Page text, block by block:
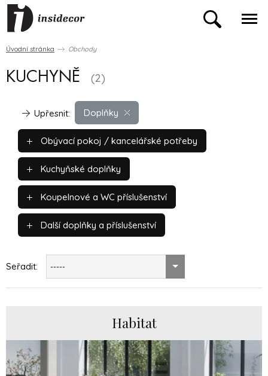
Úvodní stránka Obchody
KUCHYNĚ (2)
Doplňky
Upřesnit:
Obývací pokoj / kancelářské potřeby
Kuchyňské doplňky
Koupelnové a WC příslušenství
Další doplňky a příslušenství
Seřadit: -----
Habitat